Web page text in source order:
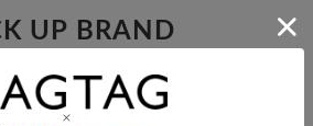
UP BRAND
WOMEN